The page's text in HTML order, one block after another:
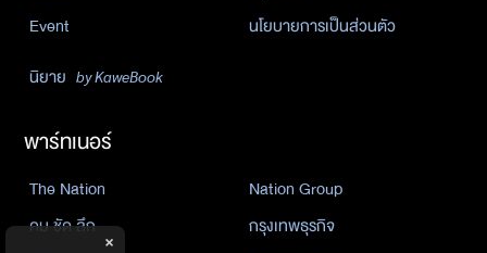
Event
นโยบายการเป็นส่วนตัว
นิยาย by KaweBook
พาร์ทเนอร์
The Nation
Nation Group
คม ชัด ลึก
กรุงเทพธุรกิจ
×